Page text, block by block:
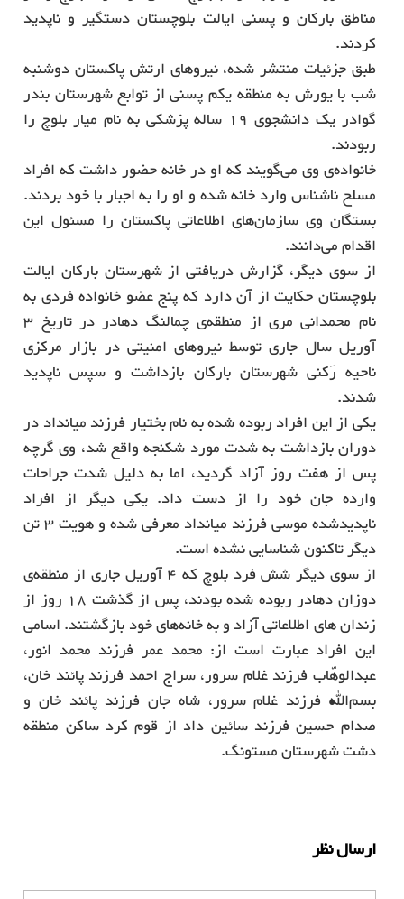
مناطق بارکان و پسنی ایالت بلوچستان دستگیر و ناپدید
کردند.
طبق جزئیات منتشر شده، نیروهای ارتش پاکستان دوشنبه
شب با یورش به منطقه یکم پسنی از توابع شهرستان بندر
گوادر یک دانشجوی 19 ساله پزشکی به نام میار بلوچ را
ربودند.
خانواده‌ی وی می‌گویند که او در خانه حضور داشت که افراد
مسلح ناشناس وارد خانه شده و او را به اجبار با خود بردند.
بستگان وی سازمان‌های اطلاعاتی پاکستان را مسئول این
اقدام می‌دانند.
از سوی دیگر، گزارش دریافتی از شهرستان بارکان ایالت
بلوچستان حکایت از آن دارد که پنج عضو خانواده فردی به
نام محمدانی مری از منطقه‌ی چمالنگ دهادر در تاریخ 3
آوریل سال جاری توسط نیروهای امنیتی در بازار مرکزی
ناحیه رَکنی شهرستان بارکان بازداشت و سپس ناپدید
شدند.
یکی از این افراد ربوده ‌شده به نام بختیار فرزند میانداد در
دوران بازداشت به شدت مورد شکنجه واقع شد، وی گرچه
پس از هفت روز آزاد گردید، اما به ‌دلیل شدت جراحات
وارده جان خود را از دست داد. یکی دیگر از افراد
ناپدیدشده موسی فرزند میانداد معرفی شده و هویت 3 تن
دیگر تاکنون شناسایی نشده‌ است.
از سوی دیگر شش فرد بلوچ که 4 آوریل جاری از منطقه‌ی
دوزان دهادر ربوده شده بودند، پس از گذشت 18 روز از
زندان های اطلاعاتی آزاد و به خانه‌های خود بازگشتند. اسامی
این افراد عبارت است از: محمد عمر فرزند محمد انور،
عبدالوهّاب فرزند غلام سرور، سراج احمد فرزند پائند خان،
بسم‌الله فرزند غلام سرور، شاه ‌جان فرزند پائند خان و
صدام حسین فرزند سائین داد از قوم کرد ساکن منطقه
دشت شهرستان مستونگ.
ارسال نظر